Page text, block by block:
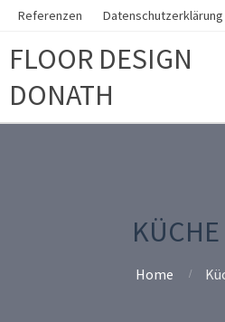
Referenzen Datenschutzerklärung
FLOOR DESIGN
DONATH
Home